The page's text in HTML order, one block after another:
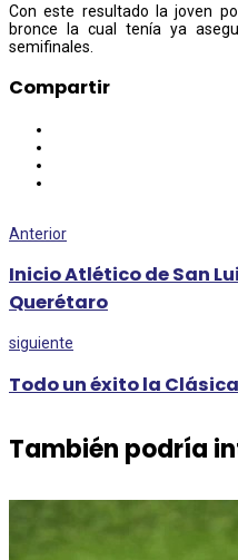
Con este resultado la joven
bronce la cual tenía ya
semifinales.
Compartir
Anterior
Inicio Atlético de San
Querétaro
siguiente
Todo un éxito la
También podría